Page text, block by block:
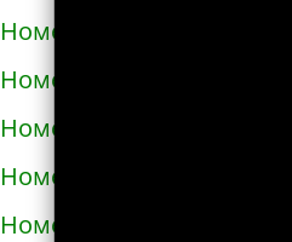
Номера телефонов
Номера телефонов такси
Номера телефонов такси
Номера телефонов
Номера телефонов такси